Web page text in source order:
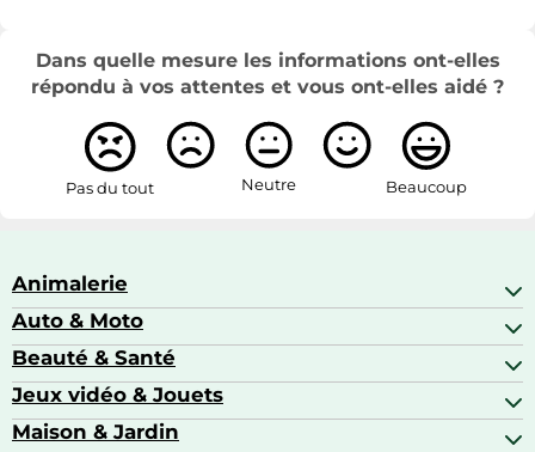
Dans quelle mesure les informations ont-elles
répondu à vos attentes et vous ont-elles aidé ?
Pas du tout Neutre Beaucoup
Animalerie
Abris pour animaux sauvages
Aquariophilie
Colliers GPS
Auto & Moto
Accessoires auto
Attelage & portage
Autoradios
Beauté & Santé
Alimentation bébé
Amour & contraception
Jeux vidéo & Jouets
Accessoires de gaming
Maison & Jardin